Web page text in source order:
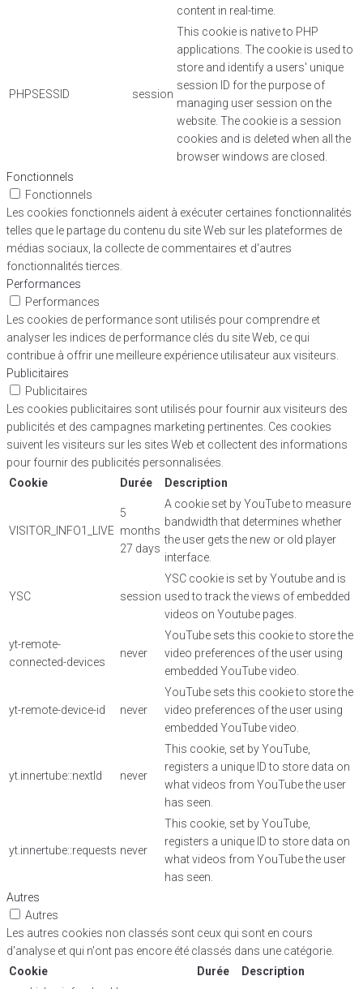
content in real-time.
PHPSESSID session
This cookie is native to PHP
applications. The cookie is used to
store and identify a users' unique
session ID for the purpose of
managing user session on the
website. The cookie is a session
cookies and is deleted when all the
browser windows are closed.
Fonctionnels
Fonctionnels
Les cookies fonctionnels aident à exécuter certaines fonctionnalités
telles que le partage du contenu du site Web sur les plateformes de
médias sociaux, la collecte de commentaires et d'autres
fonctionnalités tierces.
Performances
Performances
Les cookies de performance sont utilisés pour comprendre et
analyser les indices de performance clés du site Web, ce qui
contribue à offrir une meilleure expérience utilisateur aux visiteurs.
Publicitaires
Publicitaires
Les cookies publicitaires sont utilisés pour fournir aux visiteurs des
publicités et des campagnes marketing pertinentes. Ces cookies
suivent les visiteurs sur les sites Web et collectent des informations
pour fournir des publicités personnalisées.
Cookie
Durée Description
VISITOR_INFO1_LIVE
5
months
27 days
A cookie set by YouTube to measure
bandwidth that determines whether
the user gets the new or old player
interface.
YSC session
YSC cookie is set by Youtube and is
used to track the views of embedded
videos on Youtube pages.
yt-remote-
connected-devices
never
YouTube sets this cookie to store the
video preferences of the user using
embedded YouTube video.
yt-remote-device-id never
YouTube sets this cookie to store the
video preferences of the user using
embedded YouTube video.
yt.innertube::nextId never
This cookie, set by YouTube,
registers a unique ID to store data on
what videos from YouTube the user
has seen.
yt.innertube::requests never
This cookie, set by YouTube,
registers a unique ID to store data on
what videos from YouTube the user
has seen.
Autres
Autres
Les autres cookies non classés sont ceux qui sont en cours
d'analyse et qui n'ont pas encore été classés dans une catégorie.
Cookie
Durée
Description